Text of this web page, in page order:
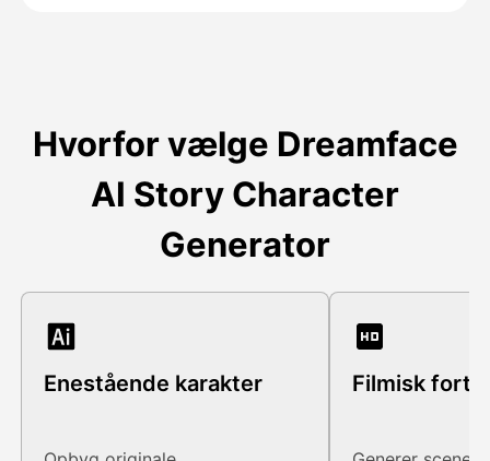
Hvorfor vælge Dreamface
AI Story Character
Generator
Enestående karakter Filmisk